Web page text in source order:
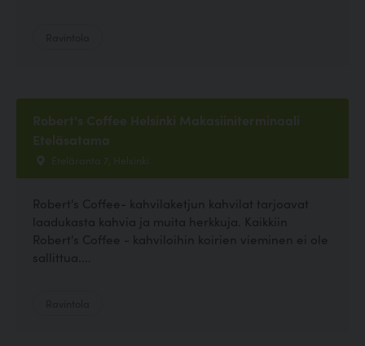
Robert's Coffee Helsinki Makasiiniterminaali
Eteläsatama
Eteläranta 7, Helsinki
Robert's Coffee- kahvilaketjun kahvilat tarjoavat
laadukasta kahvia ja muita herkkuja. Kaikkiin
Robert's Coffee - kahviloihin koirien vieminen ei ole
sallittua....